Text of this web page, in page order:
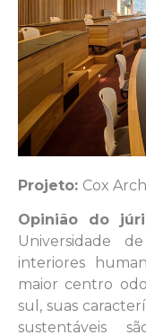
Projeto: Cox
Opinião do
Universidade
interiores
maior centro
sul, suas
sustentáveis